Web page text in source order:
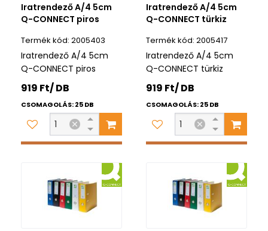
Iratrendező A/4 5cm
Q-CONNECT piros
2005403
Iratrendező A/4 5cm
Q-CONNECT piros
919 Ft/ DB
CSOMAGOLÁS: 25 DB
Iratrendező A/4 5cm
Q-CONNECT türkiz
2005417
Iratrendező A/4 5cm
Q-CONNECT türkiz
919 Ft/ DB
CSOMAGOLÁS: 25 DB